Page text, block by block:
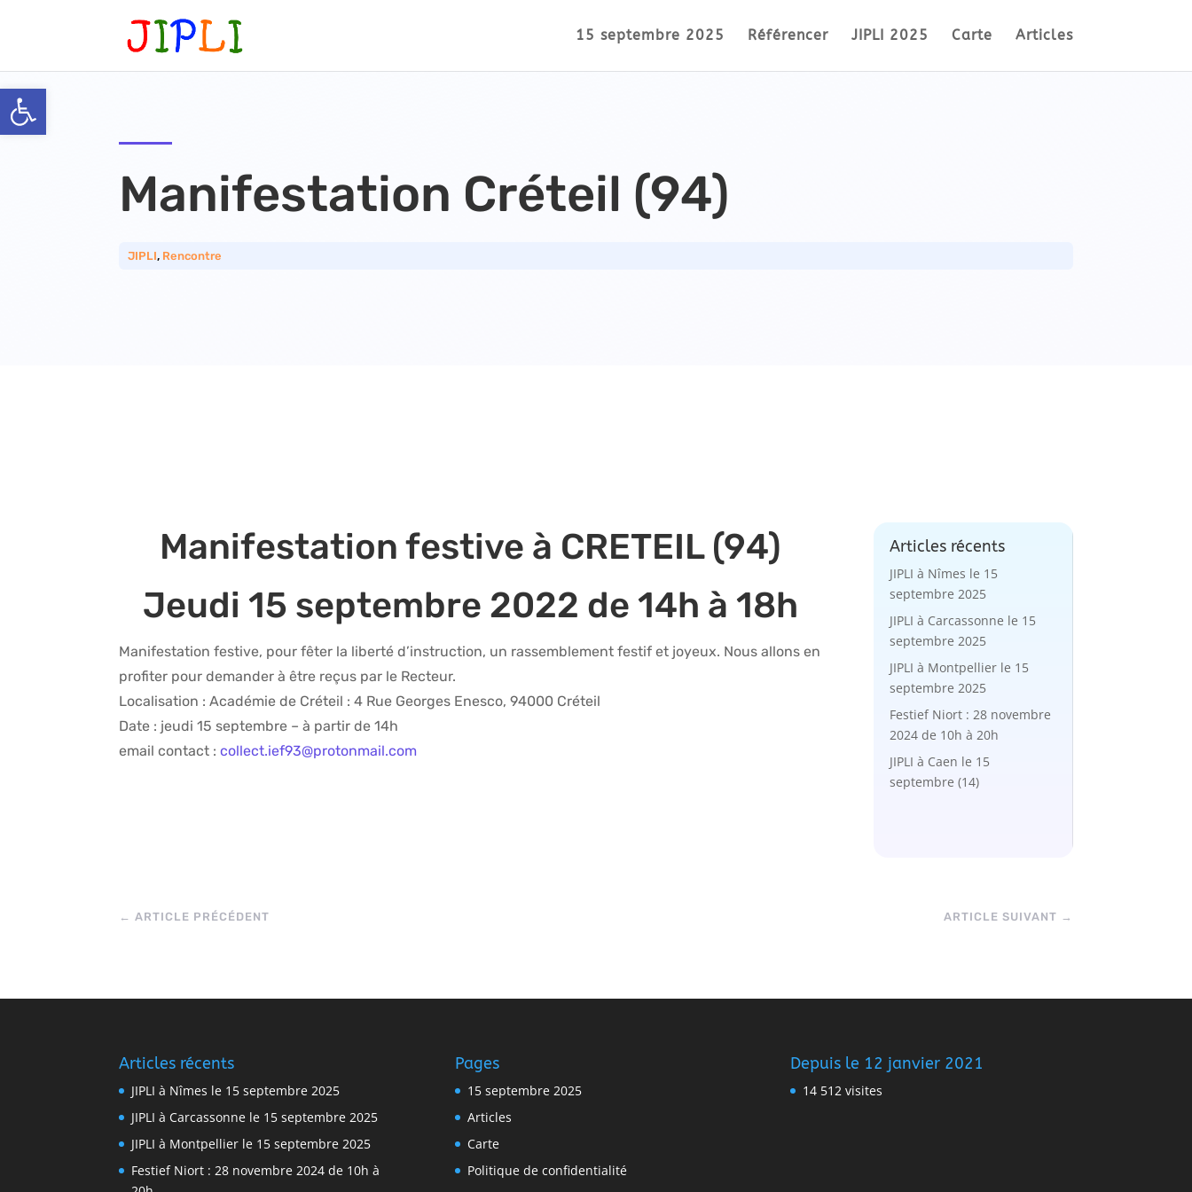
Ouvrir la barre d’outils
15 septembre 2025 Référencer JIPLI 2025 Carte Articles
Manifestation Créteil (94)
JIPLI, Rencontre
Manifestation festive à CRETEIL (94)
Jeudi 15 septembre 2022 de 14h à 18h
Manifestation festive, pour fêter la liberté d’instruction, un rassemblement festif et joyeux. Nous allons en
profiter pour demander à être reçus par le Recteur.
Localisation : Académie de Créteil : 4 Rue Georges Enesco, 94000 Créteil
Date : jeudi 15 septembre – à partir de 14h
email contact :collect.ief93@protonmail.com
Articles récents
JIPLI à Nîmes le 15
septembre 2025
JIPLI à Carcassonne le 15
septembre 2025
JIPLI à Montpellier le 15
septembre 2025
Festief Niort : 28 novembre
2024 de 10h à 20h
JIPLI à Caen le 15
septembre (14)
←ARTICLE PRÉCÉDENT ARTICLE SUIVANT →
Articles récents
JIPLI à Nîmes le 15 septembre 2025
JIPLI à Carcassonne le 15 septembre 2025
JIPLI à Montpellier le 15 septembre 2025
Festief Niort : 28 novembre 2024 de 10h à
Pages
15 septembre 2025
Articles
Carte
Politique de confidentialité
Depuis le 12 janvier 2021
14 512 visites